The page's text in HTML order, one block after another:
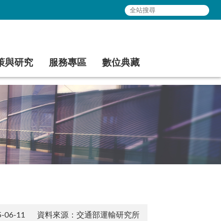
與研究 服務專區 數位典藏
06-11 資料來源：交通部運輸研究所